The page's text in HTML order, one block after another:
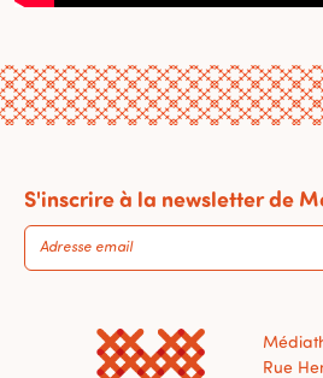
S'inscrire à la newsletter de
Rue